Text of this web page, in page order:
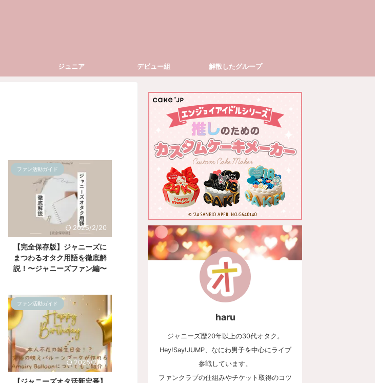
ジュニア デビュー組 解散したグループ
ファン活動ガイド
2025/2/20
【完全保存版】ジャニーズに
まつわるオタク用語を徹底解
説！〜ジャニーズファン編〜
ファン活動ガイド
2025/2/19
【ジャニーズオタ活新定番】
haru
ジャニーズ歴20年以上の30代オタク。
Hey!Say!JUMP、なにわ男子を中心にライブ
参戦しています。
ファンクラブの仕組みやチケット取得のコツ